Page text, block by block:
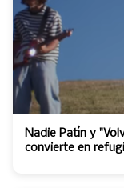
Nadie Patín y
convierte en